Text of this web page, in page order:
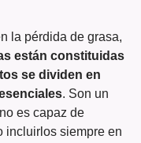
la pérdida de grasa,
están constituidas
se dividen en
. Son un
es capaz de
incluirlos siempre en